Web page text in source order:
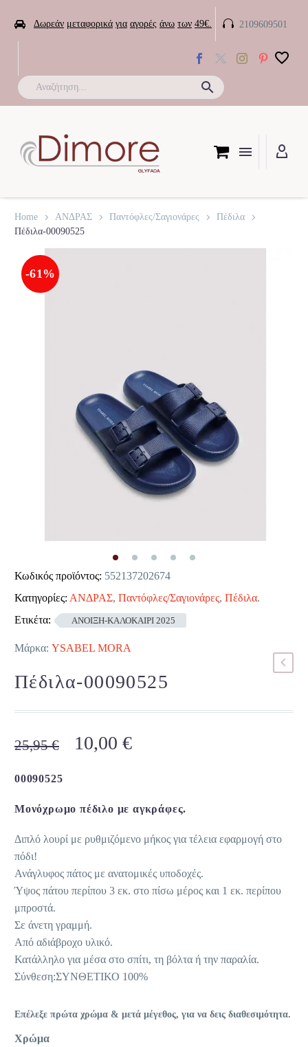
 Δωρεάν μεταφορικά για αγορές άνω των 49€. 
 2109609501
Home ΑΝΔΡΑΣ Παντόφλες/Σαγιονάρες
Πέδιλα
Πέδιλα-00090525
-61%
Κωδικός προϊόντος: 552137202674
Κατηγορίες: ΑΝΔΡΑΣ, Παντόφλες/Σαγιονάρες, Πέδιλα.
Ετικέτα:
ΑΝΟΙΞΗ-ΚΑΛΟΚΑΙΡΙ 2025
Μάρκα: YSABEL MORA
Πέδιλα-00090525
25,95€
Original
25,95 €.
10,00 €Η
είναι:
10,00 €.
00090525
Μονόχρωμο πέδιλο με αγκράφες.
Διπλό λουρί με ρυθμιζόμενο μήκος για τέλεια εφαρμογή στο
πόδι!
Ανάγλυφος πάτος με ανατομικές υποδοχές.
Ύψος πάτου περίπου 3 εκ. στο πίσω μέρος και 1 εκ. περίπου
μπροστά.
Σε άνετη γραμμή.
Από αδιάβροχο υλικό.
Κατάλληλο για μέσα στο σπίτι, τη βόλτα ή την παραλία.
Σύνθεση:ΣΥΝΘΕΤΙΚΟ 100%
Επέλεξε πρώτα χρώμα & μετά μέγεθος, για να δεις διαθεσιμότητα.
Χρώμα